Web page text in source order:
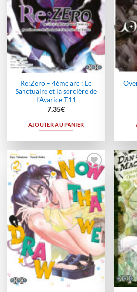
Re:Zero – 4ème arc : Le
Sanctuaire et la sorcière de
l’Avarice T.11
7,35€
AJOUTER AU PANIER
Ajouter
à la
wishlist